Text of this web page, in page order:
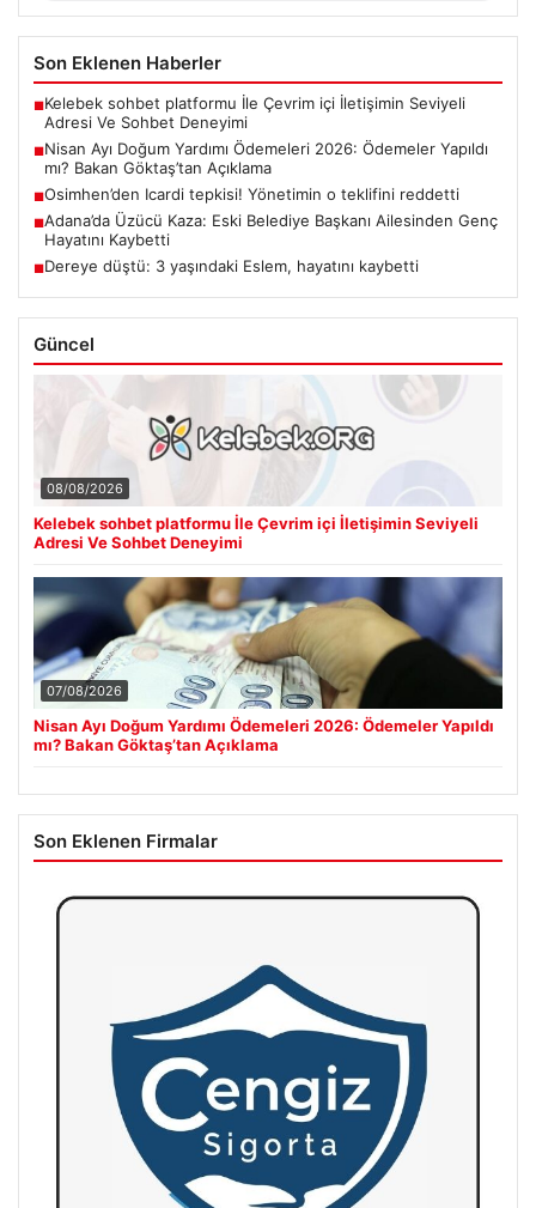
Son Eklenen Haberler
■Kelebek sohbet platformu İle Çevrim içi İletişimin Seviyeli
Adresi Ve Sohbet Deneyimi
■Nisan Ayı Doğum Yardımı Ödemeleri 2026: Ödemeler Yapıldı
mı? Bakan Göktaş’tan Açıklama
■Osimhen’den Icardi tepkisi! Yönetimin o teklifini reddetti
■Adana’da Üzücü Kaza: Eski Belediye Başkanı Ailesinden Genç
Hayatını Kaybetti
■Dereye düştü: 3 yaşındaki Eslem, hayatını kaybetti
Güncel
08/08/2026
Kelebek sohbet platformu İle Çevrim içi İletişimin Seviyeli
Adresi Ve Sohbet Deneyimi
07/08/2026
Nisan Ayı Doğum Yardımı Ödemeleri 2026: Ödemeler Yapıldı
mı? Bakan Göktaş’tan Açıklama
Son Eklenen Firmalar